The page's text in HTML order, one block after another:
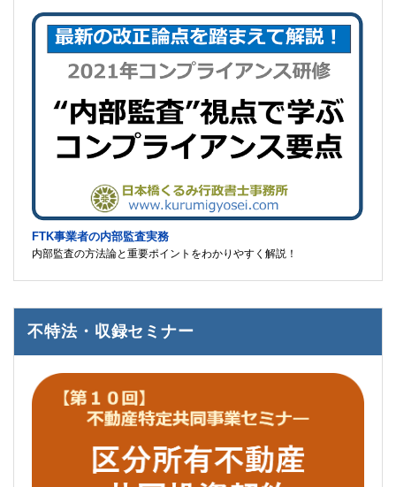
FTK事業者の内部監査実務
内部監査の方法論と重要ポイントをわかりやすく解説！
不特法・収録セミナー